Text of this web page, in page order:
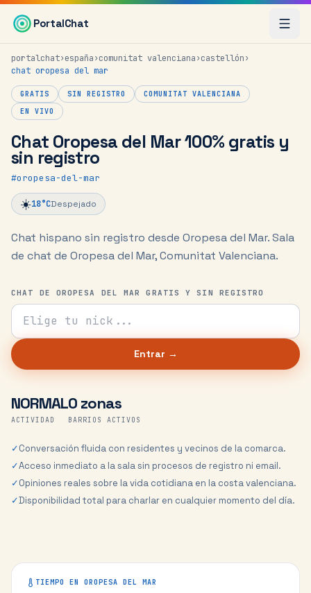
Saltar al contenido principal
PortalChat
portalchat›españa›comunitat valenciana›castellón›
chat oropesa del mar
GRATIS SIN REGISTRO
COMUNITAT VALENCIANA
EN VIVO
Chat Oropesa del Mar 100% gratis y
sin registro
#oropesa-del-mar
☀️18°CDespejado
Chat hispano sin registro desde Oropesa del Mar.Sala
de chat de Oropesa del Mar, Comunitat Valenciana.
CHAT DE OROPESA DEL MAR GRATIS Y SIN REGISTRO
Tu nick para el chat
Entrar →
NORMAL
ACTIVIDAD
0 zonas
BARRIOS ACTIVOS
✓Conversación fluida con residentes y vecinos de la comarca.
✓Acceso inmediato a la sala sin procesos de registro ni email.
✓Opiniones reales sobre la vida cotidiana en la costa valenciana.
✓Disponibilidad total para charlar en cualquier momento del día.
TIEMPO EN OROPESA DEL MAR